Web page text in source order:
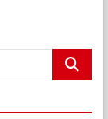
Search